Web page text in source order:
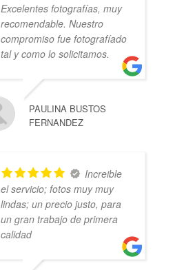
Excelentes fotografías, muy
recomendable. Nuestro
compromiso fue fotografíado
tal y como lo solicitamos.
PAULINA BUSTOS
FERNANDEZ
Increible
el servicio; fotos muy muy
lindas; un precio justo, para
un gran trabajo de primera
calidad